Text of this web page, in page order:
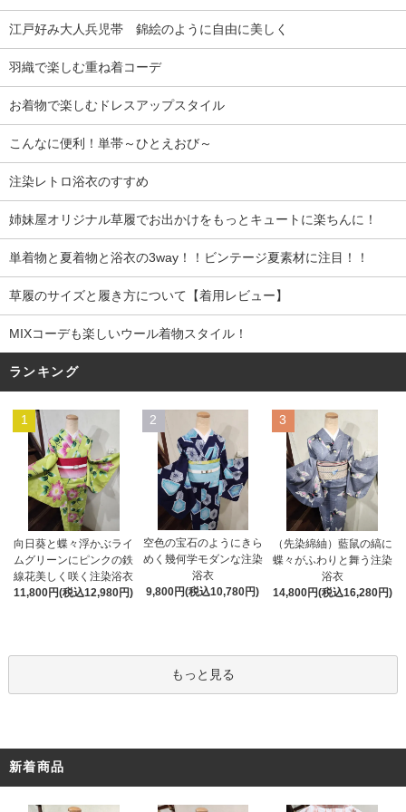
江戸好み大人兵児帯 錦絵のように自由に美しく
羽織で楽しむ重ね着コーデ
お着物で楽しむドレスアップスタイル
こんなに便利！単帯～ひとえおび～
注染レトロ浴衣のすすめ
姉妹屋オリジナル草履でお出かけをもっとキュートに楽ちんに！
単着物と夏着物と浴衣の3way！！ビンテージ夏素材に注目！！
草履のサイズと履き方について【着用レビュー】
MIXコーデも楽しいウール着物スタイル！
ランキング
1
向日葵と蝶々浮かぶライ
ムグリーンにピンクの鉄
線花美しく咲く注染浴衣
11,800円(税込12,980円)
2
空色の宝石のようにきら
めく幾何学モダンな注染
浴衣
9,800円(税込10,780円)
3
（先染綿紬）藍鼠の縞に
蝶々がふわりと舞う注染
浴衣
14,800円(税込16,280円)
もっと見る
新着商品